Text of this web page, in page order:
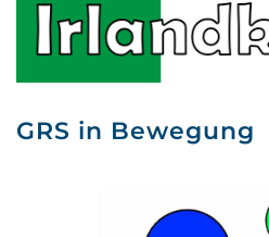
GRS in Bewegung